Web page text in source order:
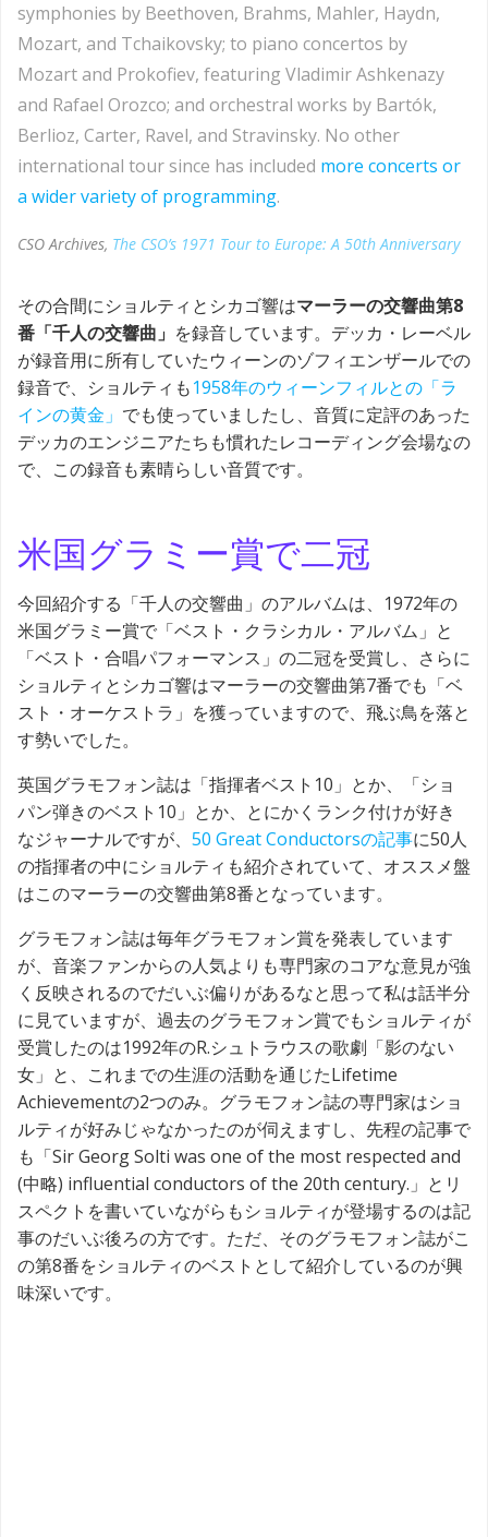
symphonies by Beethoven, Brahms, Mahler, Haydn,
Mozart, and Tchaikovsky; to piano concertos by
Mozart and Prokofiev, featuring Vladimir Ashkenazy
and Rafael Orozco; and orchestral works by Bartók,
Berlioz, Carter, Ravel, and Stravinsky. No other
international tour since has included more concerts or
a wider variety of programming.
CSO Archives, The CSO’s 1971 Tour to Europe: A 50th Anniversary
その合間にショルティとシカゴ響はマーラーの交響曲第8
番「千人の交響曲」 を録音しています。デッカ・レーベル
が録音用に所有していたウィーンのゾフィエンザールでの
録音で、ショルティも1958年のウィーンフィルとの「ラ
インの黄金」 でも使っていましたし、音質に定評のあった
デッカのエンジニアたちも慣れたレコーディング会場なの
で、この録音も素晴らしい音質です。
米国グラミー賞で二冠
今回紹介する「千人の交響曲」のアルバムは、1972年の
米国グラミー賞で「ベスト・クラシカル・アルバム」と
「ベスト・合唱パフォーマンス」の二冠を受賞し、さらに
ショルティとシカゴ響はマーラーの交響曲第7番でも「ベ
スト・オーケストラ」を獲っていますので、飛ぶ鳥を落と
す勢いでした。
英国グラモフォン誌は「指揮者ベスト10」とか、「ショ
パン弾きのベスト10」とか、とにかくランク付けが好き
なジャーナルですが、 50 Great Conductorsの記事に50人
の指揮者の中にショルティも紹介されていて、オススメ盤
はこのマーラーの交響曲第8番となっています。
グラモフォン誌は毎年グラモフォン賞を発表しています
が、音楽ファンからの人気よりも専門家のコアな意見が強
く反映されるのでだいぶ偏りがあるなと思って私は話半分
に見ていますが、過去のグラモフォン賞でもショルティが
受賞したのは1992年のR.シュトラウスの歌劇「影のない
女」と、これまでの生涯の活動を通じたLifetime
Achievementの2つのみ。グラモフォン誌の専門家はショ
ルティが好みじゃなかったのが伺えますし、先程の記事で
も「Sir Georg Solti was one of the most respected and
(中略) influential conductors of the 20th century.」とリ
スペクトを書いていながらもショルティが登場するのは記
事のだいぶ後ろの方です。ただ、そのグラモフォン誌がこ
の第8番をショルティのベストとして紹介しているのが興
味深いです。